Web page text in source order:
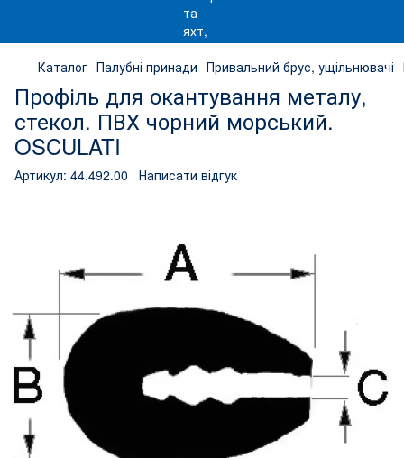
Каталог Палубні принади Привальний брус, ущільнювачі
Профіль для окантування металу,
стекол. ПВХ чорний морський.
OSCULATI
Артикул: 44.492.00 Написати відгук